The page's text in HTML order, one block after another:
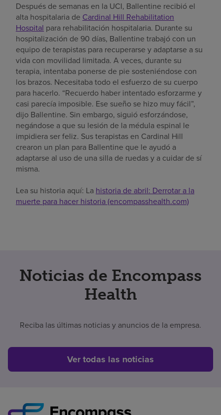
Después de semanas en la UCI, Ballentine recibió el
alta hospitalaria de Cardinal Hill Rehabilitation
Hospital para rehabilitación hospitalaria. Durante su
hospitalización de 90 días, Ballentine trabajó con un
equipo de terapistas para recuperarse y adaptarse a su
vida con movilidad limitada. A veces, durante su
terapia, intentaba ponerse de pie sosteniéndose con
los brazos. Necesitaba todo el esfuerzo de su cuerpo
para hacerlo. “Recuerdo haber intentado esforzarme y
casi parecía imposible. Ese sueño se hizo muy fácil”,
dijo Ballentine. Sin embargo, siguió esforzándose,
negándose a que su lesión de la médula espinal le
impidiera ser feliz. Sus terapistas en Cardinal Hill
crearon un plan para Ballentine que le ayudó a
adaptarse al uso de una silla de ruedas y a cuidar de sí
misma.
Lea su historia aquí: La historia de abril: Derrotar a la
muerte para hacer historia (encompasshealth.com)
Noticias de Encompass
Health
Reciba las últimas noticias y anuncios de la empresa.
Ver todas las noticias